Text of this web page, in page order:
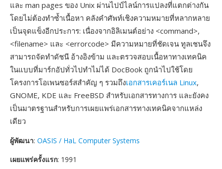
และ man pages ของ Unix ผ่านไปป์ไลน์การแปลงที่แตกต่างกัน
โดยไม่ต้องทำซ้ำเนื้อหา คลังคำศัพท์เชิงความหมายที่หลากหลาย
เป็นจุดแข็งอีกประการ: เนื่องจากอิลิเมนต์อย่าง <command>,
<filename> และ <errorcode> มีความหมายที่ชัดเจน ทูลเชนจึง
สามารถจัดทำดัชนี อ้างอิงข้าม และตรวจสอบเนื้อหาทางเทคนิค
ในแบบที่มาร์กอัปทั่วไปทำไม่ได้ DocBook ถูกนำไปใช้โดย
โครงการโอเพนซอร์สสำคัญ ๆ รวมถึงเอกสารเคอร์เนล Linux,
GNOME, KDE และ FreeBSD สำหรับเอกสารทางการ และยังคง
เป็นมาตรฐานสำหรับการเผยแพร่เอกสารทางเทคนิคจากแหล่ง
เดียว
ผู้พัฒนา: OASIS / HaL Computer Systems
เผยแพร่ครั้งแรก: 1991